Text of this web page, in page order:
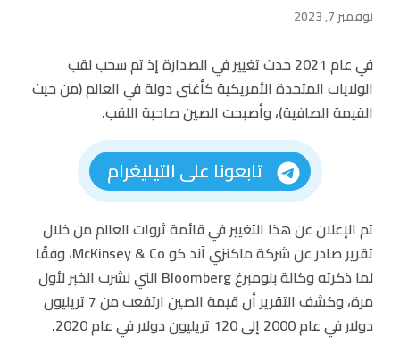
نوفمبر 7, 2023
في عام 2021 حدث تغيير في الصدارة إذ تم سحب لقب
الولايات المتحدة الأمريكية كأغنى دولة في العالم (من حيث
القيمة الصافية)، وأصبحت الصين صاحبة اللقب.
تابعونا على التيليغرام
تم الإعلان عن هذا التغيير في قائمة ثروات العالم من خلال
تقرير صادر عن شركة ماكنزي آند كو McKinsey & Co، وفقًا
لما ذكرته وكالة بلومبرغ Bloomberg التي نشرت الخبر لأول
مرة، وكشف التقرير أن قيمة الصين ارتفعت من 7 تريليون
دولار في عام 2000 إلى 120 تريليون دولار في عام 2020.